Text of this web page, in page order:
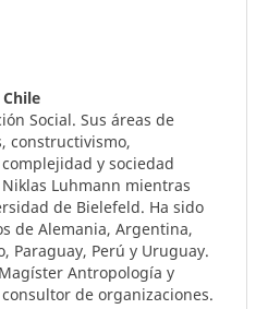
Social. Sus áreas de
constructivismo,
y sociedad
Luhmann mientras
de Bielefeld. Ha sido
de Alemania, Argentina,
Paraguay, Perú y Uruguay.
Antropología y
de organizaciones.